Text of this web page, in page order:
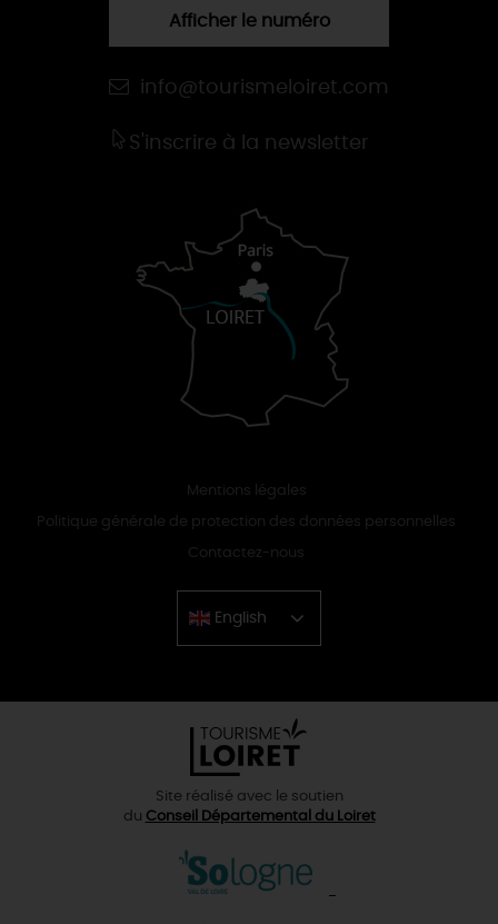
Afficher le numéro
info@tourismeloiret.com
S'inscrire à la newsletter
Mentions légales
Politique générale de protection des données personnelles
Contactez-nous
English
Chinese
Site réalisé avec le soutien
du Conseil Départemental du Loiret